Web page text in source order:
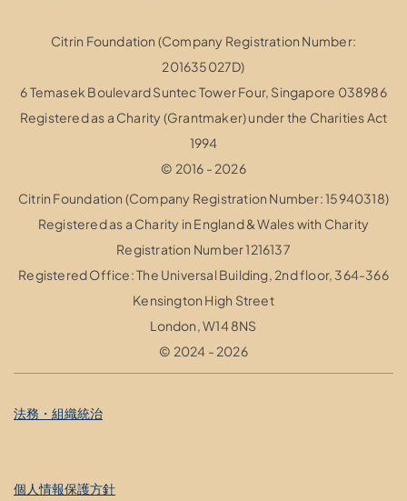
Citrin Foundation (Company Registration Number:
201635027D)
6 Temasek Boulevard Suntec Tower Four, Singapore 038986
Registered as a Charity (Grantmaker) under the Charities Act
1994
© 2016 - 2026
Citrin Foundation (Company Registration Number: 15940318)
Registered as a Charity in England & Wales with Charity
Registration Number 1216137
Registered Office: The Universal Building, 2nd floor, 364-366
Kensington High Street
London, W14 8NS
© 2024 - 2026
法務・組織統治
個人情報保護方針